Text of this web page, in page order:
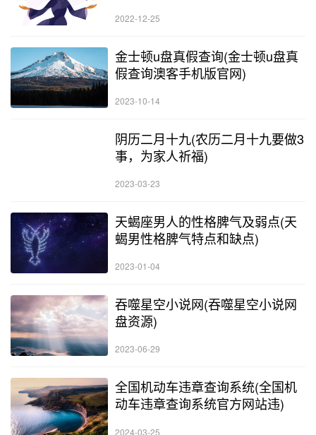
2022-12-25
金士顿u盘真假查询(金士顿u盘真
假查询澳客手机版官网)
2023-10-14
阴历二月十九(农历二月十九要做3
事，为家人祈福)
2023-03-23
天蝎座男人的性格脾气及弱点(天
蝎男性格脾气特点和缺点)
2023-01-04
吞噬星空小说网(吞噬星空小说网
盘资源)
2023-06-29
全国机动车违章查询系统(全国机
动车违章查询系统官方网站违)
2024-03-25